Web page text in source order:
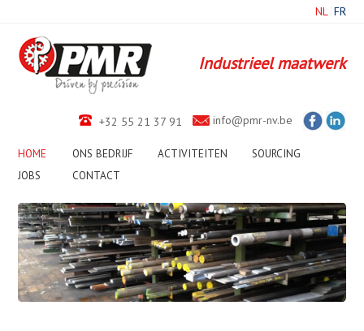
FR
NL
Industrieel maatwerk
+32 55 21 37 91 info@pmr-nv.be
HOME ONS BEDRIJF ACTIVITEITEN
SOURCING
JOBS
CONTACT